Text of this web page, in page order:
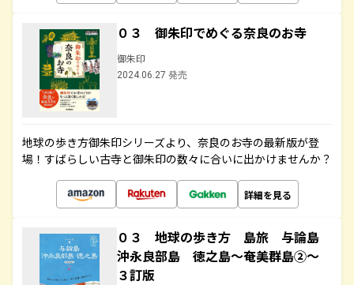
０３ 御朱印でめぐる奈良のお寺
御朱印
2024.06.27 発売
地球の歩き方御朱印シリーズより、奈良のお寺の最新版が登
場！すばらしい古寺と御朱印の数々に合いに出かけませんか？
詳細を見る
０３ 地球の歩き方 島旅 与論島
沖永良部島 徳之島～奄美群島②～
３訂版